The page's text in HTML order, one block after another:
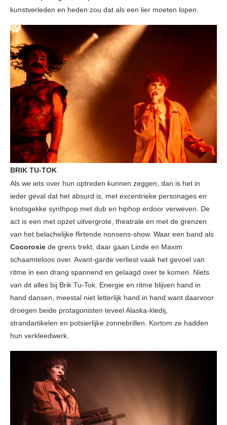
kunstverleden en heden zou dat als een lier moeten lopen.
BRIK TU-TOK
Als we iets over hun optreden kunnen zeggen, dan is het in
ieder geval dat het absurd is, met excentrieke personages en
knotsgekke synthpop met dub en hiphop erdoor verweven. De
act is een met opzet uitvergrote, theatrale en met de grenzen
van het belachelijke flirtende nonsens-show. Waar een band als
Cocorosie de grens trekt, daar gaan Linde en Maxim
schaamteloos over. Avant-garde verliest vaak het gevoel van
ritme in een drang spannend en gelaagd over te komen. Niets
van dit alles bij Brik Tu-Tok. Energie en ritme blijven hand in
hand dansen, meestal niet letterlijk hand in hand want daarvoor
droegen beide protagonisten teveel Alaska-kledij,
strandartikelen en potsierlijke zonnebrillen. Kortom ze hadden
hun verkleedwerk.